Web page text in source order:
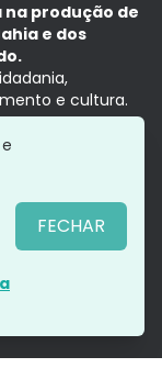
produção de
e dos
e cultura.
presente,
FECHAR